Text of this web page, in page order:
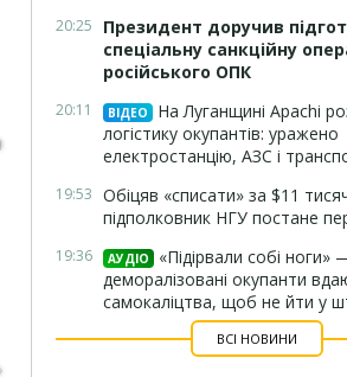
20:25
Президент доручив
спеціальну санкційну
російського ОПК
20:11 ВІДЕО
На Луганщині Apachi
логістику окупантів: уражено
електростанцію, АЗС і
19:53 Обіцяв «списати» за $11
підполковник НГУ постане
19:36 АУДІО
«Підірвали собі ноги»
деморалізовані окупанти
самокаліцтва, щоб не йти у
ВСІ НОВИНИ